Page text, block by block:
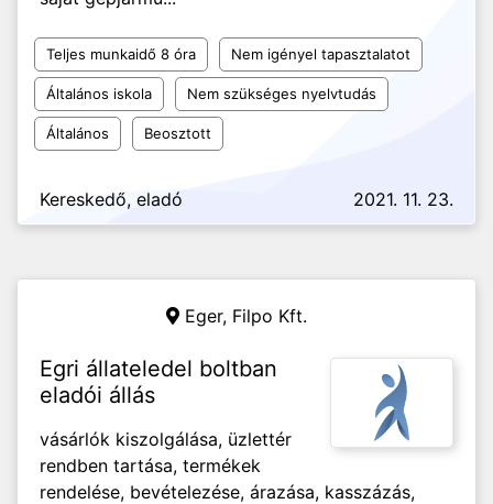
Teljes munkaidő 8 óra Nem igényel tapasztalatot
Általános iskola Nem szükséges nyelvtudás
Általános Beosztott
Kereskedő, eladó 2021. 11. 23.
Eger, Filpo Kft.
Egri állateledel boltban
eladói állás
vásárlók kiszolgálása, üzlettér
rendben tartása, termékek
rendelése, bevételezése, árazása, kasszázás,